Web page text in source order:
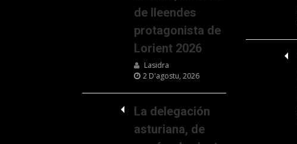
de lleendes
protagonista de
Lorient 2026
Lasidra
2 D'agostu, 2026
La delegación
asturiana, de